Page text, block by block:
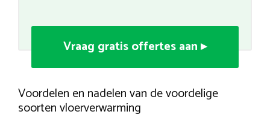
Vraag gratis offertes aan ▸
Voordelen en nadelen van de voordelige
soorten vloerverwarming